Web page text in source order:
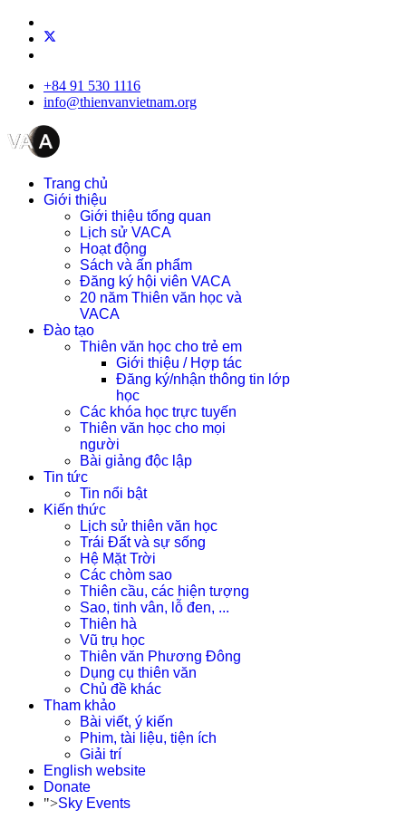
+84 91 530 1116
info@thienvanvietnam.org
Trang chủ
Giới thiệu
Giới thiệu tổng quan
Lịch sử VACA
Hoạt động
Sách và ấn phẩm
Đăng ký hội viên VACA
20 năm Thiên văn học và
VACA
Đào tạo
Thiên văn học cho trẻ em
Giới thiệu / Hợp tác
Đăng ký/nhận thông tin lớp
học
Các khóa học trực tuyến
Thiên văn học cho mọi
người
Bài giảng độc lập
Tin tức
Tin nổi bật
Kiến thức
Lịch sử thiên văn học
Trái Đất và sự sống
Hệ Mặt Trời
Các chòm sao
Thiên cầu, các hiện tượng
Sao, tinh vân, lỗ đen, ...
Thiên hà
Vũ trụ học
Thiên văn Phương Đông
Dụng cụ thiên văn
Chủ đề khác
Tham khảo
Bài viết, ý kiến
Phim, tài liệu, tiện ích
Giải trí
English website
Donate
">Sky Events